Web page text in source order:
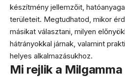
készítmény jellemzőit,
területeit. Megtudhatod, mikor
másikat választani, milyen
hátrányokkal járnak, valamint
helyes alkalmazásukhoz.
Mi rejlik a